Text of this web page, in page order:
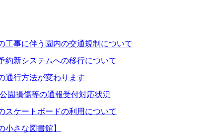
工事に伴う園内の交通規制について
約新システムへの移行について
通行方法が変わります
園損傷等の通報受付対応状況
スケートボードの利用について
小さな図書館】